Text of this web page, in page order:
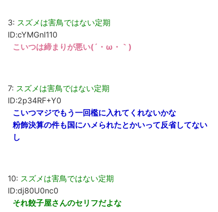
3: スズメは害鳥ではない定期
ID:cYMGnI110
こいつは締まりが悪い(´・ω・｀)
7: スズメは害鳥ではない定期
ID:2p34RF+Y0
こいつマジでもう一回檻に入れてくれないかな
粉飾決算の件も国にハメられたとかいって反省してない
し
10: スズメは害鳥ではない定期
ID:dj80U0nc0
それ餃子屋さんのセリフだよな